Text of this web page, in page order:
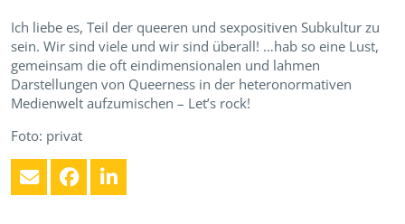
Ich liebe es, Teil der queeren und sexpositiven Subkultur zu
sein. Wir sind viele und wir sind überall! …hab so eine Lust,
gemeinsam die oft eindimensionalen und lahmen
Darstellungen von Queerness in der heteronormativen
Medienwelt aufzumischen – Let’s rock!
Foto: privat